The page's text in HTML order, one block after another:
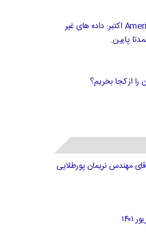
سرمایه گذاری Americas FX News 3 اکتبر: داده های غیر
مهندس نریمان پورطلایی